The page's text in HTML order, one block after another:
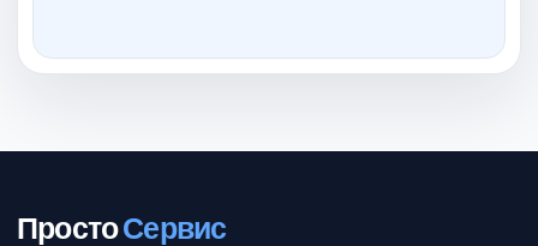
ПростоСервис